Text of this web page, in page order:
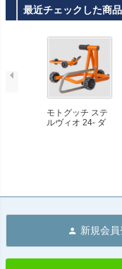
リッシュ MASS
Exhaust
最近チェックした商品
モトグッチ ステ
ルヴィオ 24- ダ
新規会